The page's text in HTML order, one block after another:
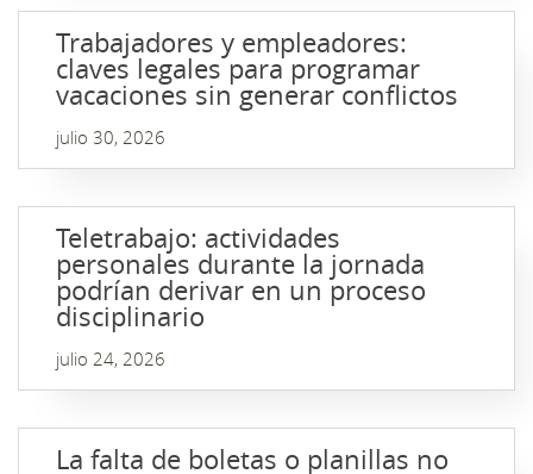
Trabajadores y empleadores:
claves legales para programar
vacaciones sin generar conflictos
julio 30, 2026
Teletrabajo: actividades
personales durante la jornada
podrían derivar en un proceso
disciplinario
julio 24, 2026
La falta de boletas o planillas no